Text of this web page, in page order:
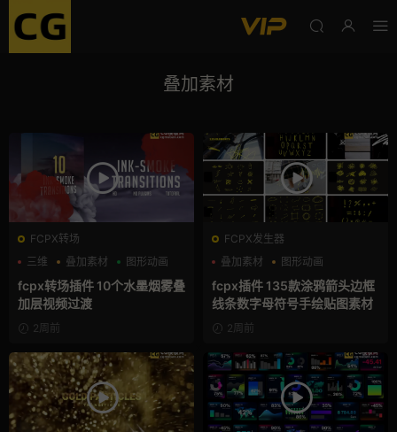
叠加素材
FCPX转场
三维
叠加素材 图形动画
fcpx转场插件 10个水墨烟雾叠
加层视频过渡
2周前
FCPX发生器
叠加素材
图形动画
手绘风
fcpx插件 135款涂鸦箭头边框
线条数字母符号手绘贴图素材
2周前